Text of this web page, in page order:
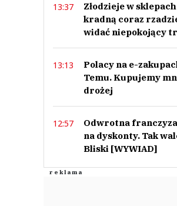
13:37
Złodzieje w sklepach
kradną coraz
widać niepokojący
13:13
Polacy na e-
Temu. Kupujemy
drożej
12:57
Odwrotna
na dyskonty. Tak
Bliski [WYWIAD]